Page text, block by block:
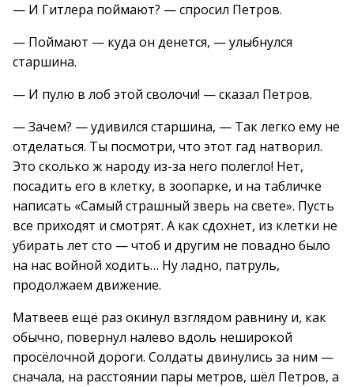
— И Гитлера поймают? — спросил Петров.
— Поймают — куда он денется, — улыбнулся
старшина.
— И пулю в лоб этой сволочи! — сказал Петров.
— Зачем? — удивился старшина, — Так легко ему не
отделаться. Ты посмотри, что этот гад натворил.
Это сколько ж народу из-за него полегло! Нет,
посадить его в клетку, в зоопарке, и на табличке
написать «Самый страшный зверь на свете». Пусть
все приходят и смотрят. А как сдохнет, из клетки не
убирать лет сто — чтоб и другим не повадно было
на нас войной ходить… Ну ладно, патруль,
продолжаем движение.
Матвеев ещё раз окинул взглядом равнину и, как
обычно, повернул налево вдоль неширокой
просёлочной дороги. Солдаты двинулись за ним —
сначала, на расстоянии пары метров, шёл Петров, а